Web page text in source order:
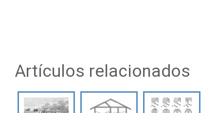
Artículos relacionados